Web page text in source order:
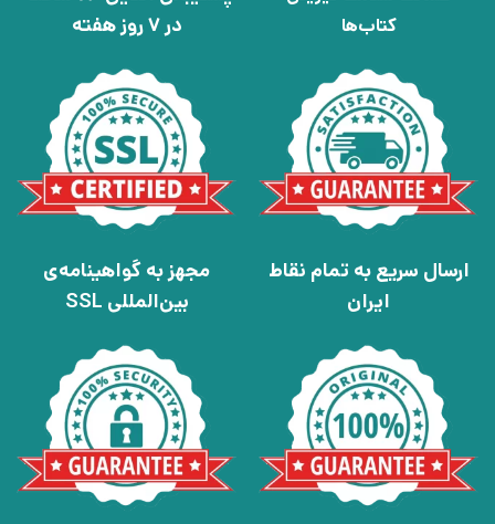
کتاب‌ها
در 7 روز هفته
ارسال سریع به تمام نقاط
ایران
مجهز به گواهینامه‌ی
بین‌المللی SSL